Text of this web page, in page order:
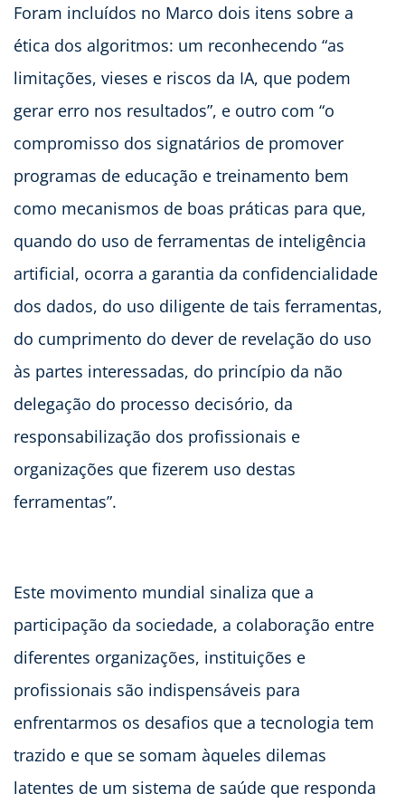
Foram incluídos no Marco dois itens sobre a
ética dos algoritmos: um reconhecendo “as
limitações, vieses e riscos da IA, que podem
gerar erro nos resultados”, e outro com “o
compromisso dos signatários de promover
programas de educação e treinamento bem
como mecanismos de boas práticas para que,
quando do uso de ferramentas de inteligência
artificial, ocorra a garantia da confidencialidade
dos dados, do uso diligente de tais ferramentas,
do cumprimento do dever de revelação do uso
às partes interessadas, do princípio da não
delegação do processo decisório, da
responsabilização dos profissionais e
organizações que fizerem uso destas
ferramentas”.
Este movimento mundial sinaliza que a
participação da sociedade, a colaboração entre
diferentes organizações, instituições e
profissionais são indispensáveis para
enfrentarmos os desafios que a tecnologia tem
trazido e que se somam àqueles dilemas
latentes de um sistema de saúde que responda